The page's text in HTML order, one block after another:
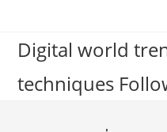
contentDigital world
techniques